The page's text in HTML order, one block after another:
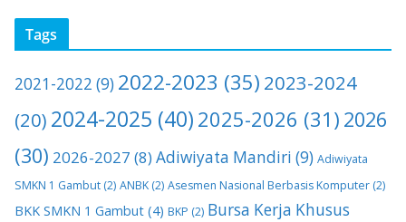
Tags
2021-2022 (9) 2022-2023 (35) 2023-2024
(20) 2024-2025 (40) 2025-2026 (31) 2026
(30) 2026-2027 (8) Adiwiyata Mandiri (9) Adiwiyata
SMKN 1 Gambut (2) ANBK (2) Asesmen Nasional Berbasis Komputer (2)
BKK SMKN 1 Gambut (4) BKP (2) Bursa Kerja Khusus